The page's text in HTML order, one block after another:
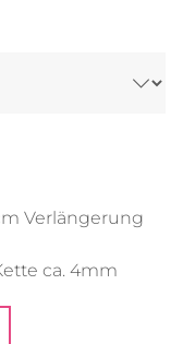
Verlängerung
ca. 4mm